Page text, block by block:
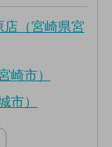
店（宮崎県宮
崎市）
市）